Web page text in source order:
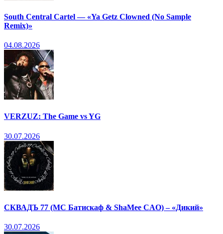
South Central Cartel — «Ya Getz Clowned (No Sample
Remix)»
04.08.2026
VERZUZ: The Game vs YG
30.07.2026
СКВАДЪ 77 (МС Батискаф & ShaMee CAO) – «Дикий»
30.07.2026